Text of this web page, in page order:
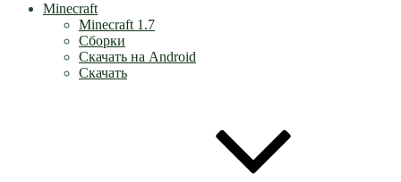
Minecraft
Minecraft 1.7
Сборки
Скачать на Android
Скачать